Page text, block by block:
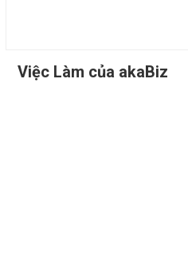
Việc Làm của akaBiz